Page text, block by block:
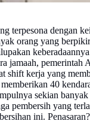
dengan
orang yang
kerja yang
40
sekian
yang
ini.